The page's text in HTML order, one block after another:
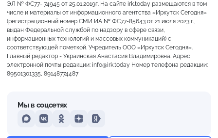
ЭЛ № ФС77- 74945 от 25.01.2019г. На сайте irk.today размещаются в том
числе и материалы от информационного агентства «Иркутск Сегодня»
(регистрационный номер СМИ ИА № ФС77-85643 от 21 июля 2023 г.,
выдан Федеральной службой по надзору в сфере связи,
информационных технологий и массовых коммуникаций) с
соответствующей пометкой. Учредитель ООО «Иркутск Сегодня».
Главный редактор - Украинская Анастасия Владимировна. Адрес
электронной почты редакции: info@irk.today Номер телефона редакции:
89501301335, 89148774487
Мы в соцсетях
MAXVKontakteOdnoklassniki
DzenYandex